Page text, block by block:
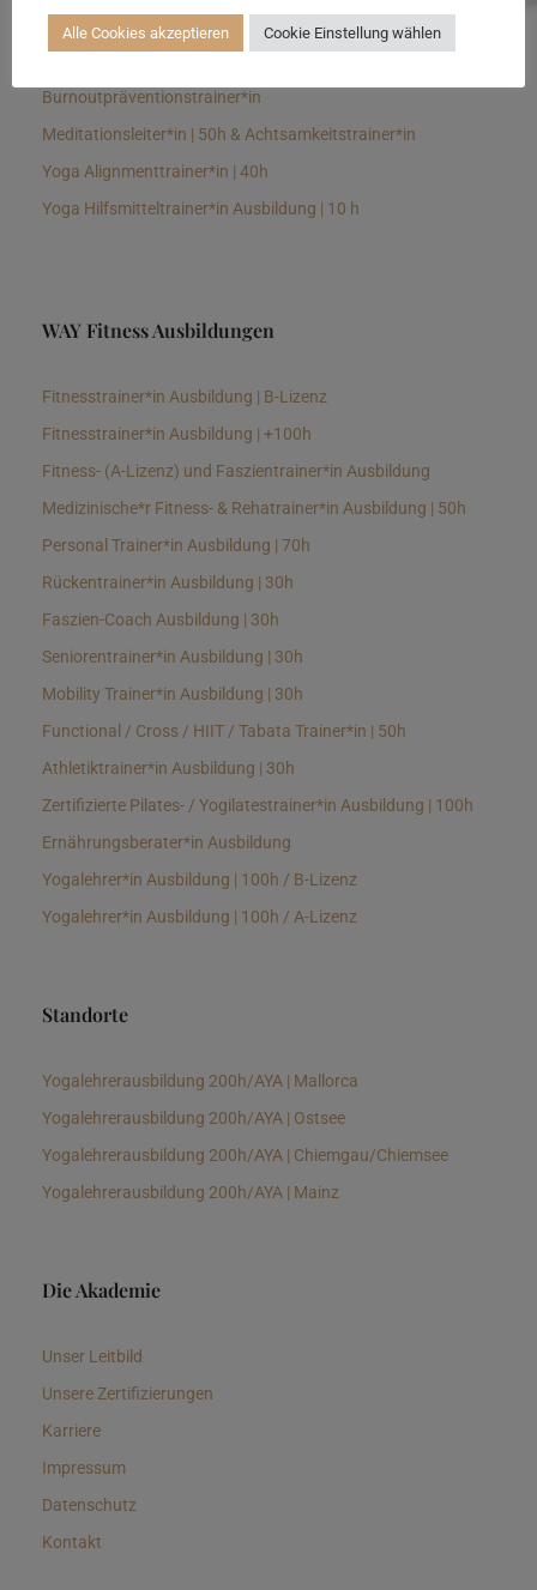
Longevitytrainer*in
Burnoutpräventionstrainer*in
Meditationsleiter*in | 50h & Achtsamkeitstrainer*in
Yoga Alignmenttrainer*in | 40h
Yoga Hilfsmitteltrainer*in Ausbildung | 10 h
WAY Fitness Ausbildungen
Fitnesstrainer*in Ausbildung | B-Lizenz
Fitnesstrainer*in Ausbildung | +100h
Fitness- (A-Lizenz) und Faszientrainer*in Ausbildung
Medizinische*r Fitness- & Rehatrainer*in Ausbildung | 50h
Personal Trainer*in Ausbildung | 70h
Rückentrainer*in Ausbildung | 30h
Faszien-Coach Ausbildung | 30h
Seniorentrainer*in Ausbildung | 30h
Mobility Trainer*in Ausbildung | 30h
Functional / Cross / HIIT / Tabata Trainer*in | 50h
Athletiktrainer*in Ausbildung | 30h
Zertifizierte Pilates- / Yogilatestrainer*in Ausbildung | 100h
Ernährungsberater*in Ausbildung
Yogalehrer*in Ausbildung | 100h / B-Lizenz
Yogalehrer*in Ausbildung | 100h / A-Lizenz
Standorte
Yogalehrerausbildung 200h/AYA | Mallorca
Yogalehrerausbildung 200h/AYA | Ostsee
Yogalehrerausbildung 200h/AYA | Chiemgau/Chiemsee
Yogalehrerausbildung 200h/AYA | Mainz
Die Akademie
Unser Leitbild
Unsere Zertifizierungen
Karriere
Impressum
Datenschutz
Kontakt
Alle Cookies akzeptieren Cookie Einstellung wählen